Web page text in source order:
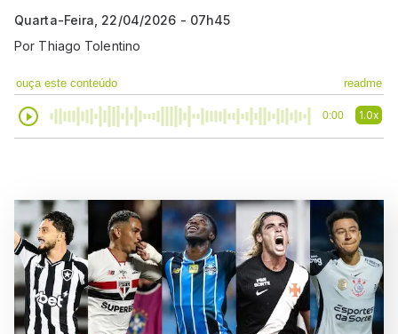
Quarta-Feira, 22/04/2026 - 07h45
Por Thiago Tolentino
ouça este conteúdo readme
0:00 1.0x